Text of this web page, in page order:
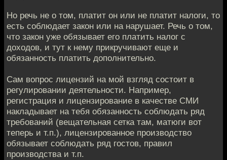
Но речь не о том, платит он или не платит налоги, то
есть соблюдает закон или на нарушает. Речь о том,
что закон уже обязывает его платить налог с
доходов, и тут к нему прикручивают еще и
обязанность платить дополнительно.
Сам вопрос лицензий на мой взгляд состоит в
регулировании деятельности. Например,
регистрация и лицензирование в качестве СМИ
накладывает на тебя обязанность соблюдать ряд
требований (вещательная сетка там, матюги вот
теперь и т.п.), лицензированное производство
обязывает соблюдать ряд гостов, правил
производства и т.п.